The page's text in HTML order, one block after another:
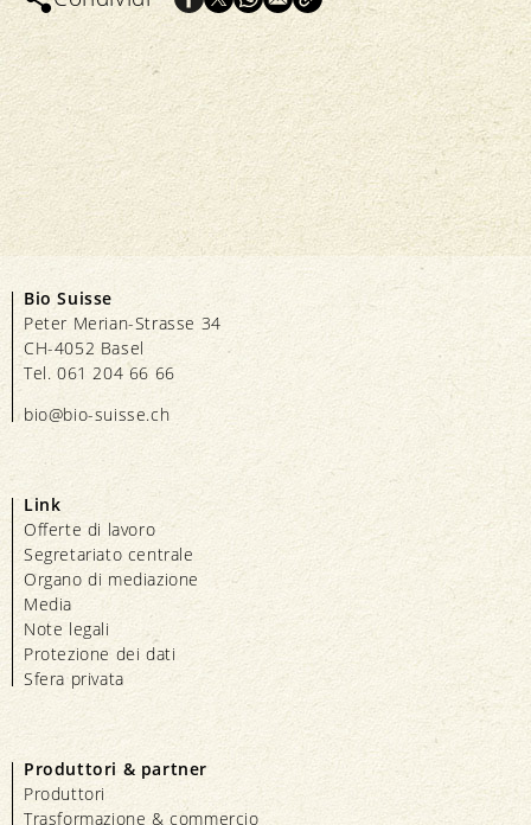
Bio Suisse
Peter Merian-Strasse 34
CH-4052 Basel
Tel. 061 204 66 66
bio@bio-suisse.ch
Link
Offerte di lavoro
Segretariato centrale
Organo di mediazione
Media
Note legali
Protezione dei dati
Sfera privata
Produttori & partner
Produttori
Trasformazione & commercio